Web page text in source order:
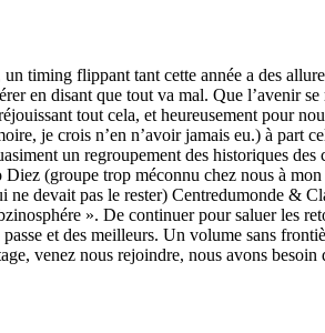
timing flippant tant cette année a des
en disant que tout va mal. Que l’avenir
tout cela, et heureusement pour
je crois n’en n’avoir jamais eu.) à
un regroupement des historiques
(groupe trop méconnu chez nous à
devait pas le rester) Centredumonde &
». De continuer pour saluer les
et des meilleurs. Un volume sans
venez nous rejoindre, nous avons